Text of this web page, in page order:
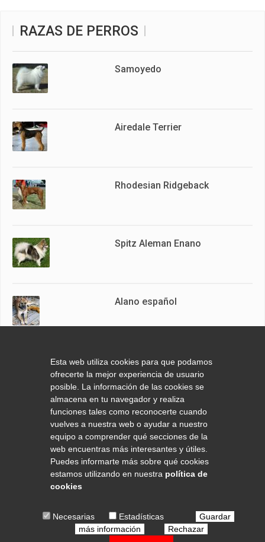
RAZAS DE PERROS
Samoyedo
Airedale Terrier
Rhodesian Ridgeback
Spitz Aleman Enano
Alano español
Teckel de pelo corto
Caniche
Esta web utiliza cookies para que podamos
ofrecerte la mejor experiencia de usuario
posible. La información de las cookies se
almacena en tu navegador y realiza
funciones tales como reconocerte cuando
vuelves a nuestra web o ayudar a nuestro
equipo a comprender qué secciones de la
web encuentras más interesantes y útiles.
Puedes informarte más sobre qué cookies
estamos utilizando en nuestra política de
cookies
Necesarias Estadísticas
Guardar
más información
Rechazar
DERECHOS RESERVADOS.AVISO LEGAL|POLÍTICA DE
POLÍTICA DE COOKIES|CONDICIONES DE USO